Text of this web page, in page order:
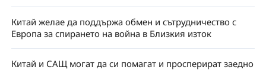
Китай желае да поддържа обмен и сътрудничество с
Европа за спирането на война в Близкия изток
Китай и САЩ могат да си помагат и просперират заедно